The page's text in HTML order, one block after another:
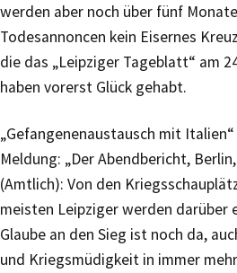
werden aber noch über fünf
Todesannoncen kein Eisernes
die das „Leipziger Tageblatt“ am
haben vorerst Glück gehabt.
„Gefangenenaustausch mit
Meldung: „Der Abendbericht,
(Amtlich): Von den
meisten Leipziger werden darüber
Glaube an den Sieg ist noch da,
und Kriegsmüdigkeit in immer